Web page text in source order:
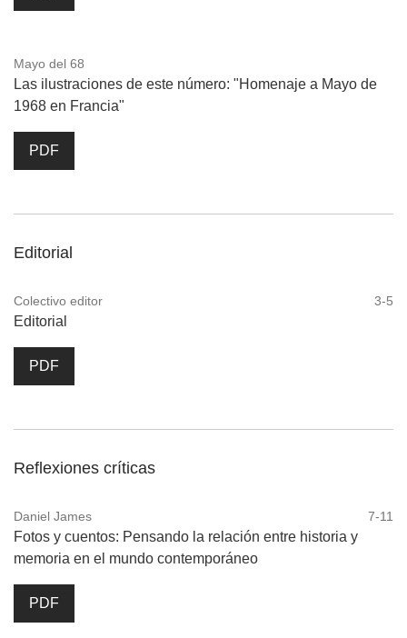
Mayo del 68
Las ilustraciones de este número: "Homenaje a Mayo de
1968 en Francia"
PDF
Editorial
Colectivo editor 3-5
Editorial
PDF
Reflexiones críticas
Daniel James 7-11
Fotos y cuentos: Pensando la relación entre historia y
memoria en el mundo contemporáneo
PDF